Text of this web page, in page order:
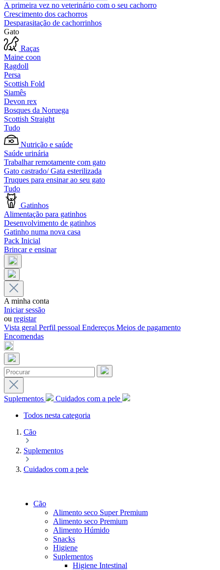
A primeira vez no veterinário com o seu cachorro
Crescimento dos cachorros
Desparasitação de cachorrinhos
Gato
Raças
Maine coon
Ragdoll
Persa
Scottish Fold
Siamês
Devon rex
Bosques da Noruega
Scottish Straight
Tudo
Nutrição e saúde
Saúde urinária
Trabalhar remotamente com gato
Gato castrado/ Gata esterilizada
Truques para ensinar ao seu gato
Tudo
Gatinhos
Alimentação para gatinhos
Desenvolvimento de gatinhos
Gatinho numa nova casa
Pack Inicial
Brincar e ensinar
A minha conta
Iniciar sessão
ou registar
Vista geral Perfil pessoal Endereços Meios de pagamento
Encomendas
Suplementos
Cuidados com a pele
Todos nesta categoria
Cão
Suplementos
Cuidados com a pele
Cão
Alimento seco Super Premium
Alimento seco Premium
Alimento Húmido
Snacks
Higiene
Suplementos
Higiene Intestinal